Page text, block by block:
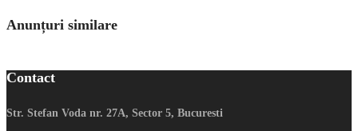
Anunțuri similare
Contact
Str. Stefan Voda nr. 27A, Sector 5, Bucuresti